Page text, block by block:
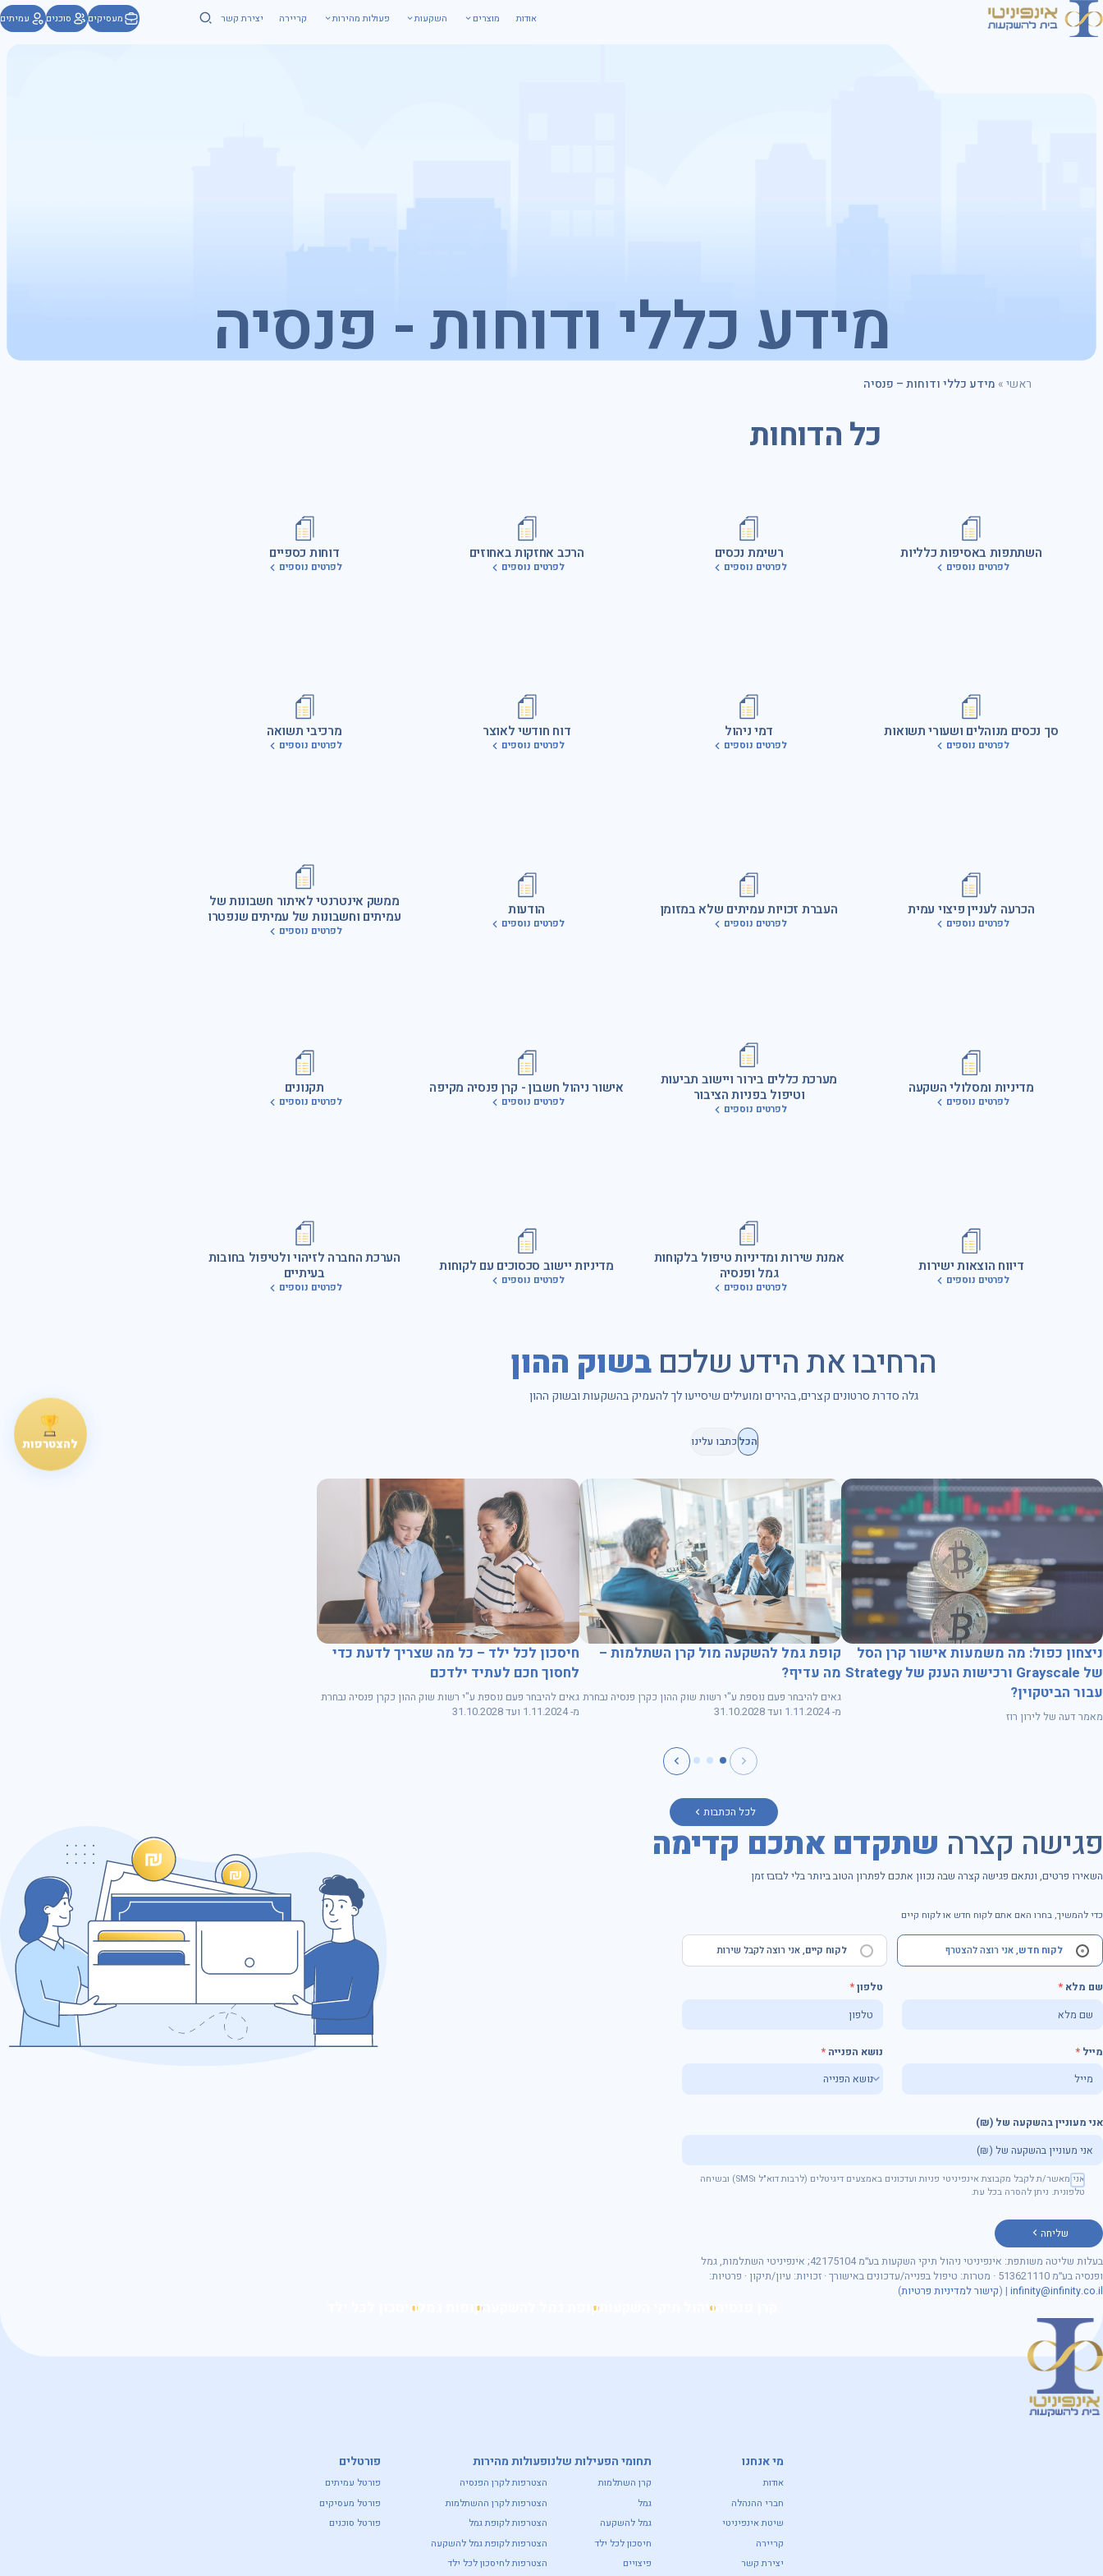
מעסיקים סוכנים עמיתים אודות מוצרים השקעות פעולות מהירות קריירה יצירת קשר
מידע כללי ודוחות - פנסיה
ראשי» מידע כללי ודוחות – פנסיה
כל הדוחות
השתתפות באסיפות כלליות
לפרטים נוספים
רשימת נכסים
לפרטים נוספים
הרכב אחזקות באחוזים
לפרטים נוספים
דוחות כספיים
לפרטים נוספים
סך נכסים מנוהלים ושעורי תשואות
לפרטים נוספים
דמי ניהול
לפרטים נוספים
דוח חודשי לאוצר
לפרטים נוספים
מרכיבי תשואה
לפרטים נוספים
הכרעה לעניין פיצוי עמית
לפרטים נוספים
העברת זכויות עמיתים שלא במזומן
לפרטים נוספים
הודעות
לפרטים נוספים
ממשק אינטרנטי לאיתור חשבונות של
עמיתים וחשבונות של עמיתים שנפטרו
לפרטים נוספים
מדיניות ומסלולי השקעה
לפרטים נוספים
מערכת כללים בירור ויישוב תביעות
וטיפול בפניות הציבור
לפרטים נוספים
אישור ניהול חשבון - קרן פנסיה מקיפה
לפרטים נוספים
תקנונים
לפרטים נוספים
דיווח הוצאות ישירות
לפרטים נוספים
אמנת שירות ומדיניות טיפול בלקוחות
גמל ופנסיה
לפרטים נוספים
מדיניות יישוב סכסוכים עם לקוחות
לפרטים נוספים
הערכת החברה לזיהוי ולטיפול בחובות
בעיתיים
לפרטים נוספים
הרחיבו את הידע שלכםבשוק ההון
גלה סדרת סרטונים קצרים, בהירים ומועילים שיסייעו לך להעמיק בהשקעות ובשוק ההון
הכלכתבו עלינו
ניצחון כפול: מה משמעות אישור קרן הסל
של Grayscale ורכישות הענק של Strategy
עבור הביטקוין?
מאמר דעה של לירון רוז
קופת גמל להשקעה מול קרן השתלמות –
מה עדיף?
גאים להיבחר פעם נוספת ע"י רשות שוק ההון כקרן פנסיה נבחרת
מ- 1.11.2024 ועד 31.10.2028
חיסכון לכל ילד – כל מה שצריך לדעת כדי
לחסוך חכם לעתיד ילדכם
גאים להיבחר פעם נוספת ע"י רשות שוק ההון כקרן פנסיה נבחרת
מ- 1.11.2024 ועד 31.10.2028
לכל הכתבות
פגישה קצרה שתקדם אתכם קדימה
השאירו פרטים, ונתאם פגישה קצרה שבה נכוון אתכם לפתרון הטוב ביותר בלי לבזבז זמן
כדי להמשיך, בחרו האם אתם לקוח חדש או לקוח קיים
לקוח חדש, אני רוצה להצטרף לקוח קיים, אני רוצה לקבל שירות
שם מלא טלפון
מייל נושא הפנייה
אני מעוניין בהשקעה של (₪)
שם מלא טלפון
מספר ת״ז
אני מאשר/ת לקבל מקבוצת אינפיניטי פניות ועדכונים באמצעים דיגיטלים (לרבות דוא"ל וSMS) ובשיחה
טלפונית. ניתן להסרה בכל עת.
שליחה
בעלות שליטה משותפת: אינפיניטי ניהול תיקי השקעות בע״מ 42175104; אינפיניטי השתלמות, גמל
ופנסיה בע״מ 513621110 · מטרות: טיפול בפנייה/עדכונים באישורך · זכויות: עיון/תיקון · פרטיות:
infinity@infinity.co.il
| (קישור למדיניות פרטיות)
להצטרפות
קרן פנסיהניהול תיקי השקעותקופת גמל להשקעהקופות גמלחיסכון לכל ילד
מי אנחנו
אודות
חברי ההנהלה
שיטת אינפיניטי
קריירה
יצירת קשר
תחומי הפעילות שלנו
קרן השתלמות
גמל
גמל להשקעה
חיסכון לכל ילד
פיצויים
פעולות מהירות
הצטרפות לקרן הפנסיה
הצטרפות לקרן ההשתלמות
הצטרפות לקופת גמל
הצטרפות לקופת גמל להשקעה
הצטרפות לחיסכון לכל ילד
פורטלים
פורטל עמיתים
פורטל מעסיקים
פורטל סוכנים